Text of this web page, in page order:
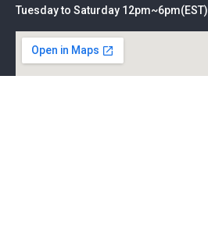
Tuesday to Saturday 12pm~6pm(EST)